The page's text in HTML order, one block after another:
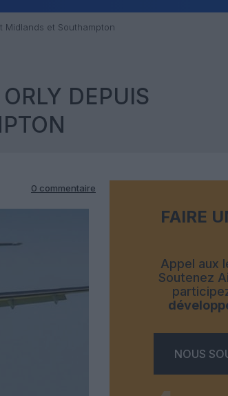
Avis d’expert
Midlands et Southampton
DEPUIS
0 commentaire
FAIRE
Appel aux
Soutenez
NOUS